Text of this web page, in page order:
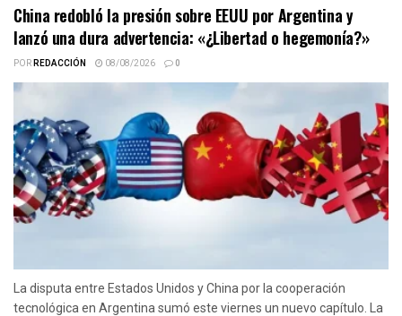
China redobló la presión sobre EEUU por Argentina y
lanzó una dura advertencia: «¿Libertad o hegemonía?»
PORREDACCIÓN 08/08/2026 0
La disputa entre Estados Unidos y China por la cooperación
tecnológica en Argentina sumó este viernes un nuevo capítulo. La